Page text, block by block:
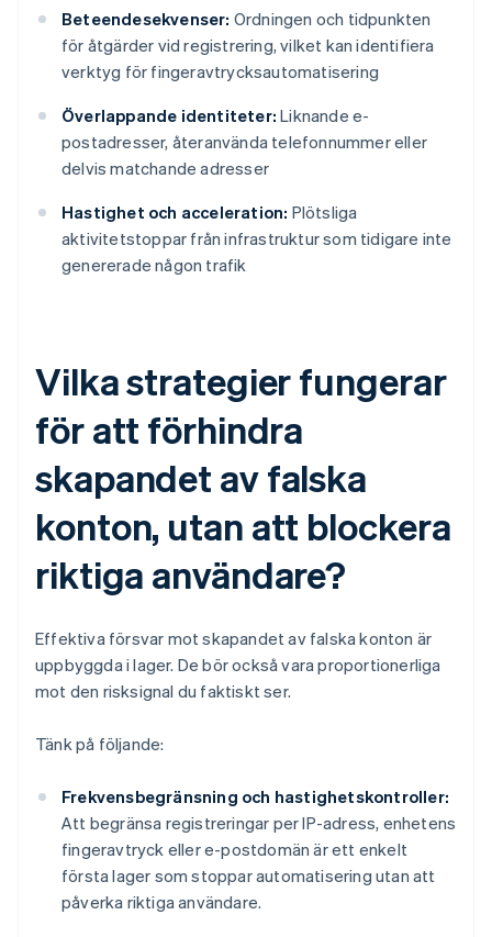
Beteendesekvenser: Ordningen och tidpunkten
för åtgärder vid registrering, vilket kan identifiera
verktyg för fingeravtrycksautomatisering
Överlappande identiteter: Liknande e-
postadresser, återanvända telefonnummer eller
delvis matchande adresser
Hastighet och acceleration: Plötsliga
aktivitetstoppar från infrastruktur som tidigare inte
genererade någon trafik
Vilka strategier fungerar
för att förhindra
skapandet av falska
konton, utan att blockera
riktiga användare?
Effektiva försvar mot skapandet av falska konton är
uppbyggda i lager. De bör också vara proportionerliga
mot den risksignal du faktiskt ser.
Tänk på följande:
Frekvensbegränsning och hastighetskontroller:
Att begränsa registreringar per IP-adress, enhetens
fingeravtryck eller e-postdomän är ett enkelt
första lager som stoppar automatisering utan att
påverka riktiga användare.